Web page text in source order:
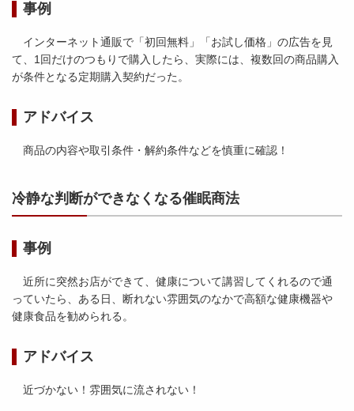
事例
インターネット通販で「初回無料」「お試し価格」の広告を見
て、1回だけのつもりで購入したら、実際には、複数回の商品購入
が条件となる定期購入契約だった。
アドバイス
商品の内容や取引条件・解約条件などを慎重に確認！
冷静な判断ができなくなる催眠商法
事例
近所に突然お店ができて、健康について講習してくれるので通
っていたら、ある日、断れない雰囲気のなかで高額な健康機器や
健康食品を勧められる。
アドバイス
近づかない！雰囲気に流されない！